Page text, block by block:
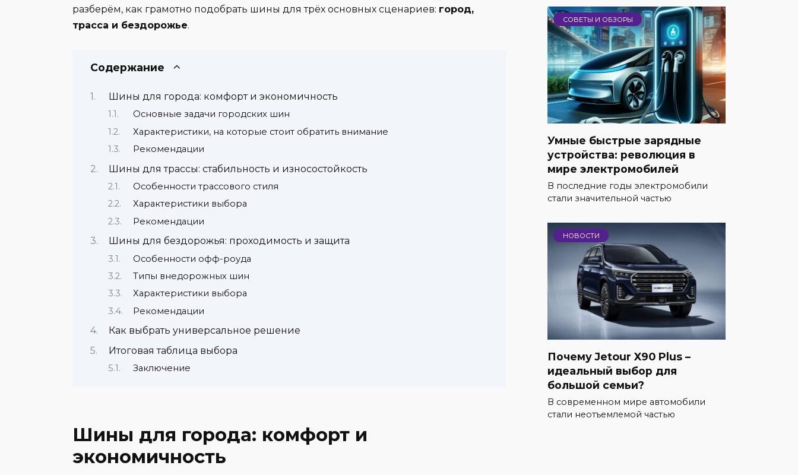
разберём, как грамотно подобрать шины для трёх основных сценариев: город,
трасса и бездорожье.
Содержание
Шины для города: комфорт и экономичность
Основные задачи городских шин
Характеристики, на которые стоит обратить внимание
Рекомендации
Шины для трассы: стабильность и износостойкость
Особенности трассового стиля
Характеристики выбора
Рекомендации
Шины для бездорожья: проходимость и защита
Особенности офф-роуда
Типы внедорожных шин
Характеристики выбора
Рекомендации
Как выбрать универсальное решение
Итоговая таблица выбора
Заключение
Шины для города: комфорт и
экономичность
СОВЕТЫ И ОБЗОРЫ
Умные быстрые зарядные
устройства: революция в
мире электромобилей
В последние годы электромобили
стали значительной частью
НОВОСТИ
Почему Jetour X90 Plus –
идеальный выбор для
большой семьи?
В современном мире автомобили
стали неотъемлемой частью